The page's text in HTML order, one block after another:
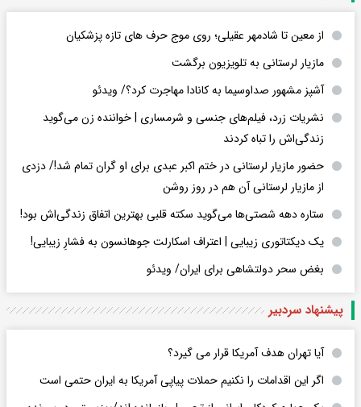
از معین تا شادمهر عقیلی؛ روی موج حرف های تازه پزشکیان
مازیار لرستانی به تلویزیون برگشت
آشپز مشهور صداوسیما به کانادا مهاجرت کرد؟/ ویدئو
نشریات زرد، فیلم‌های جنسی و شرمساری | خواننده زن می‌گوید
زندگی‌اش را تباه کردند
حضور مازیار لرستانی در ختم اکبر عبدی برای او گران تمام شد!/ دزدی
از مازیار لرستانی آن هم در روز روشن
ستاره دهه شصتی‌ها می‌گوید سکته قلبی بهترین اتفاق زندگی‌اش بود!
یک دیکتاتوری زیبایی | اعتراف اسکارلت جوهانسون به فشارِ زیبایی!
بغض سحر دولتشاهی برای ایران/ ویدئو
پیشنهاد سردبیر
آیا تهران هدف آمریکا قرار می گیرد؟
اگر این اقدامات را نکنیم حملات پیاپی آمریکا به ایران حتمی است